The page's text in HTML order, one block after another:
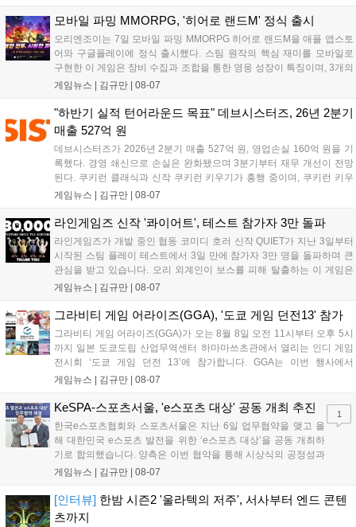
지원 보상을 제공한다. 상세 내용은 공식 커뮤니티에서 확인 가능하다....
모바일 파밍 MMORPG, '히어로 랜드M' 정식 출시
오리엔조이는 7일 모바일 파밍 MMORPG 히어로 랜드M을 애플 앱스토
어와 구글플레이에 정식 출시했다. 스팀 원작의 핵심 재미를 모바일로
구현한 이 게임은 장비 수집과 조합을 통한 영웅 성장이 특징이며, 3개의
무기 스킬을 활용한 전략적 전투와 길드전 등 다양한 콘텐츠를 제공한
혜택을 지급하며, 상세 내용은 공식 라운지에서 확인할 수 있다. 이용자
는 게임 접속 및 주요 콘텐츠 플레이를 통해 성장을 지원받을 수 있다....
게임뉴스 | 김규만 08-07
"하반기 실적 턴어라운드 목표" 데브시스터즈, 26년 2분기
매출 527억 원
데브시스터즈가 2026년 2분기 매출 527억 원, 영업손실 160억 원을 기
록했다. 경영 쇄신으로 손실은 완화됐으며 3분기부터 재무 개선이 전망
된다. 쿠키런 클래식과 신작 쿠키런 키우기가 흥행 중이며, 쿠키런 키우
기는 13일 첫 업데이트를 시작으로 2주 간격의 콘텐츠를 제공한다. 또한
이다. 회사는 비용 효율화와 신작 흥행을 통해 하반기 실적 턴어라운드
를 이끌 방침이다....
게임뉴스 | 김규만 08-07
라인게임즈 신작 '콰이어트', 테스트 참가자 3만 돌파
라인게임즈가 개발 중인 협동 코미디 호러 신작 QUIET가 지난 3일부터
시작된 스팀 플레이 테스트에서 3일 만에 참가자 3만 명을 돌파하며 큰
관심을 받고 있습니다. 오리 외계인이 보스를 피해 탈출하는 이 게임은
최대 4인 협동을 지원하며, 소음 관리와 물리 법칙을 활용한 전략적 플레
을 개선 중이며, 상세 정보는 스팀 페이지에서 확인 가능합니다....
게임뉴스 | 김규만 08-07
그라비티 게임 어라이즈(GGA), '도쿄 게임 던전13' 참가
그라비티 게임 어라이즈(GGA)가 오는 8월 8일 오전 11시부터 오후 5시
까지 일본 도쿄도립 산업무역센터 하마마쓰초관에서 열리는 인디 게임
전시회 ‘도쿄 게임 던전 13’에 참가합니다. GGA는 이번 행사에서
‘JALECO ARCADE COLLECTION’ 시리즈의 미공개 작품 12종을 최초
입니다. 시연 참여 관람객에게는 선착순으로 특별 굿즈를 증정하며, 인
디 게임 생태계 활성화와 신규 타이틀 반응 확인을 목표로 합니다....
게임뉴스 | 김규만 08-07
KeSPA-스포츠서울, 'e스포츠 대상' 공동 개최 추진
한국e스포츠협회와 스포츠서울은 지난 6일 업무협약을 맺고 올
해 대한민국 e스포츠 발전을 위한 ‘e스포츠 대상’을 공동 개최하
기로 합의했습니다. 양측은 이번 협약을 통해 시상식의 공정성과
전문성을 강화하고 MZ세대를 겨냥한 미디어 영향력을 확대해 e
김영만 회장은 10년 만에 재추진되는 이번 시상식이 e스포츠의
성과와 가치를 널리 알리는 권위 있는 행사가 되도록 노력하겠다
게임뉴스 | 김규만 08-07
1
[인터뷰] 한밤 시즌2 '울라텍의 저주', 서사부터 엔드 콘텐
츠까지